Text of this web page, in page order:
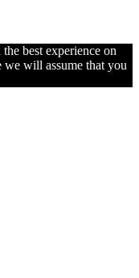
best experience on
will assume that you